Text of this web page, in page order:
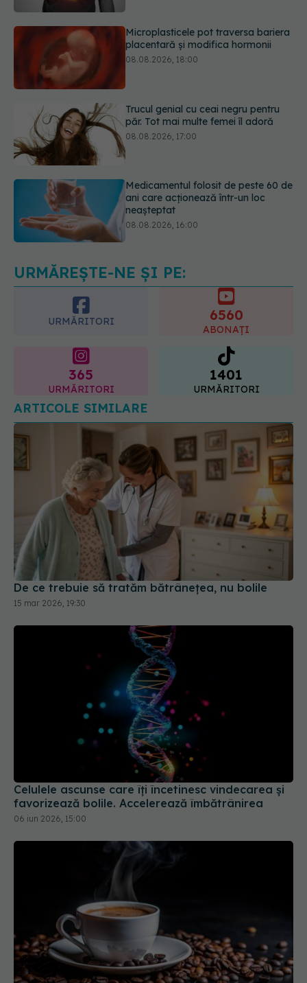
Trucul genial cu ceai negru pentru
Medicamentul folosit de peste 60 de
Transpirații nocturne: semnul ignorat
care poate ascunde probleme
URMĂREȘTE-NE ȘI PE:
URMĂRITORI 6560
ABONAȚI
365
URMĂRITORI
1401
URMĂRITORI
ARTICOLE SIMILARE
De ce trebuie să tratăm bătrânețea, nu bolile
15 mar 2026, 19:30
Celulele ascunse care îți încetinesc vindecarea și
favorizează bolile. Accelerează îmbătrânirea
06 iun 2026, 15:00